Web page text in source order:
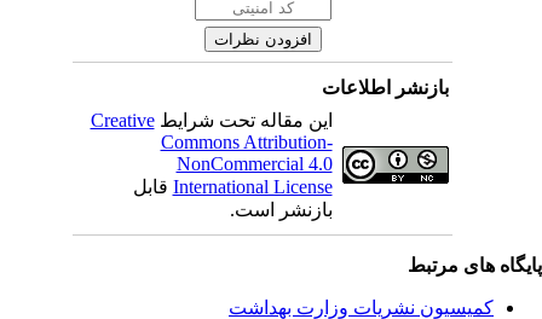
بازنشر اطلاعات
این مقاله تحت شرایطCreative
Commons Attribution-
NonCommercial 4.0
International Licenseقابل
بازنشر است.
های مرتبط
کمیسیون نشریات وزارت بهداشت